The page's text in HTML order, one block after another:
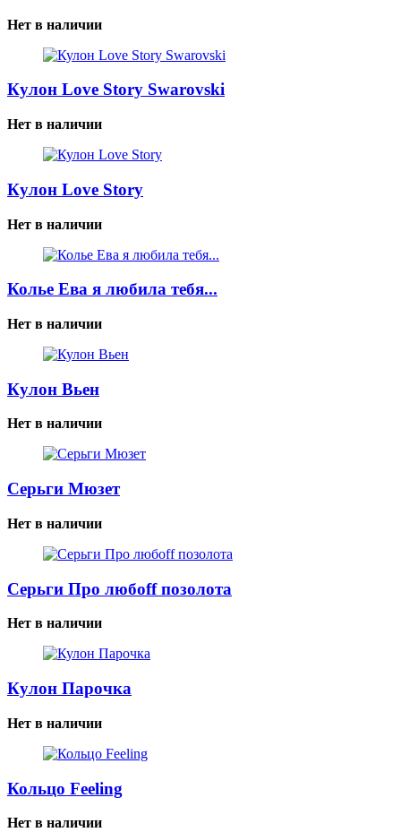
Нет в наличии
Кулон Love Story Swarovski
Нет в наличии
Кулон Love Story
Нет в наличии
Колье Ева я любила тебя...
Нет в наличии
Кулон Вьен
Нет в наличии
Серьги Мюзет
Нет в наличии
Серьги Про любоff позолота
Нет в наличии
Кулон Парочка
Нет в наличии
Кольцо Feeling
Нет в наличии